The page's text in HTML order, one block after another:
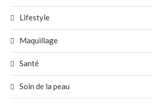
Lifestyle
Maquillage
Santé
Soin de la peau